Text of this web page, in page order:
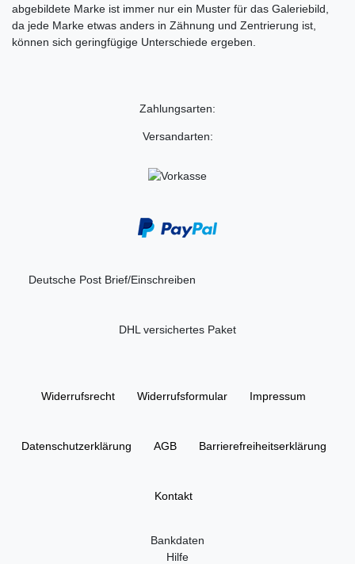
abgebildete Marke ist immer nur ein Muster für das Galeriebild,
da jede Marke etwas anders in Zähnung und Zentrierung ist,
können sich geringfügige Unterschiede ergeben.
Zahlungsarten:
Versandarten:
Deutsche Post Brief/Einschreiben
DHL versichertes Paket
Widerrufs­recht Widerrufs­formular Impressum
Daten­schutz­erklärung AGB Barrierefreiheitserklärung
Kontakt
Bankdaten
Hilfe